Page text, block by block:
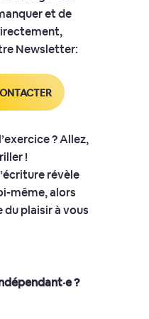
et de
Newsletter:
? Allez,
!
révèle
même, alors
du plaisir à vous
?